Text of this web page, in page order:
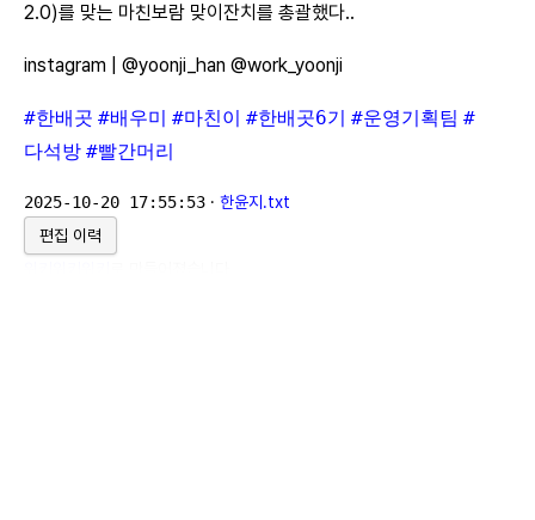
2.0)를 맞는 마친보람 맞이잔치를 총괄했다..
instagram | @yoonji_han @work_yoonji
#한배곳 #배우미 #마친이 #한배곳6기 #운영기획팀 #
다석방 #빨간머리
2025-10-20 17:55:53 · 한윤지.txt
편집 이력